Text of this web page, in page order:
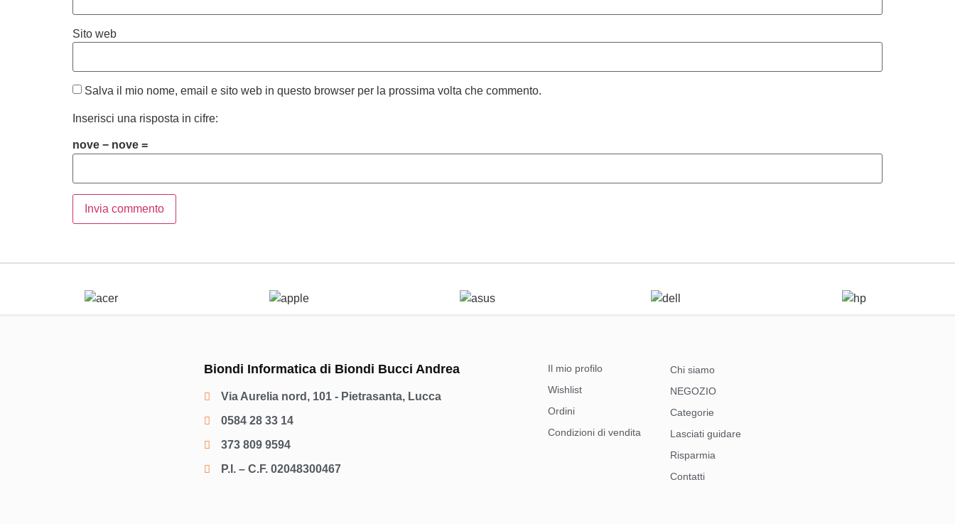
Sito web
Salva il mio nome, email e sito web in questo browser per la prossima volta che commento.
Inserisci una risposta in cifre:
nove − nove =
Biondi Informatica di Biondi Bucci Andrea
Via Aurelia nord, 101 - Pietrasanta, Lucca
0584 28 33 14
373 809 9594
P.I. – C.F. 02048300467
Il mio profilo
Wishlist
Ordini
Condizioni di vendita
Chi siamo
NEGOZIO
Categorie
Lasciati guidare
Risparmia
Contatti